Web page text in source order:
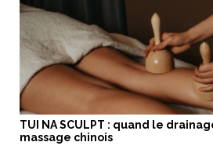
TUI NA SCULPT : quand le
massage chinois